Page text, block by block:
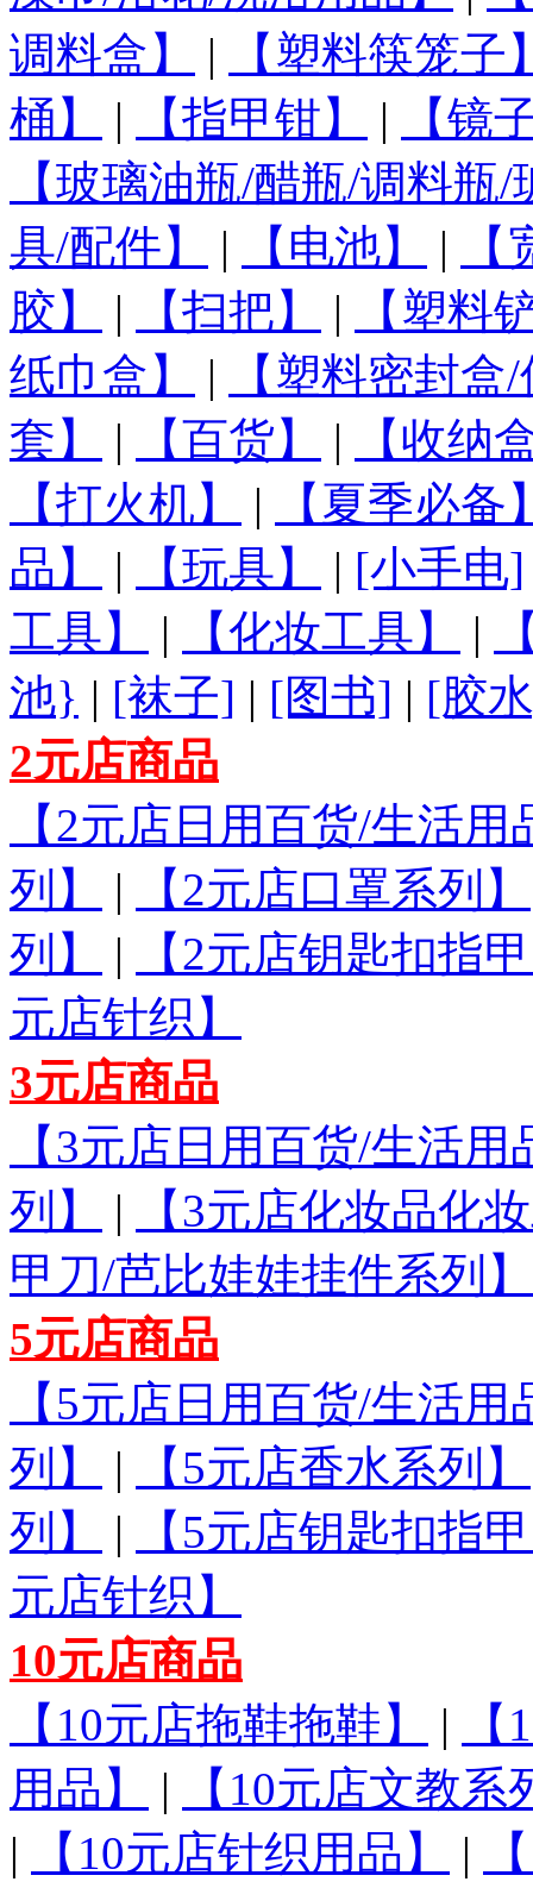
调料盒】
|
【塑料筷笼子
桶】
| 【指甲钳】 |
【镜
【玻璃油瓶/醋瓶/调料瓶
具/配件】
| 【电池】 |
胶】
| 【扫把】 |
【塑料
纸巾盒】
|
【塑料密封盒
套】
| 【百货】 |
【收纳
【打火机】
|
【夏季必备
品】
| 【玩具】 | [小手电]
工具】
| 【化妆工具】 |
池} | [袜子] | [图书] | [胶
2元店商品
【2元店日用百货/生活
列】
| 【2元店口罩系列】
列】
|
【2元店钥匙扣指
元店针织】
3元店商品
【3元店日用百货/生活
列】
|
【3元店化妆品化
甲刀/芭比娃娃挂件系列】
5元店商品
【5元店日用百货/生活
列】
| 【5元店香水系列】
列】
|
【5元店钥匙扣指
元店针织】
10元店商品
【10元店拖鞋拖鞋】
|
用品】
|
【10元店文教系
|
【10元店针织用品】 |